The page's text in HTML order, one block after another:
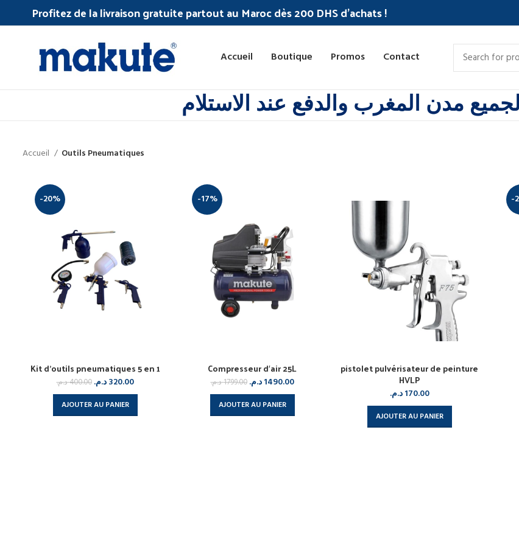
Profitez de la livraison gratuite partout au Maroc dès 200 DHS d'achats !
Accueil Boutique Promos Contact
مدن المغرب والدفع عند الاستلام
Accueil Outils Pneumatiques
-20%
Kit d’outils pneumatiques 5 en 1
400.00د.م. 320.00د.م.
AJOUTER AU PANIER
-17%
Compresseur d′air 25L
1799.00د.م. 1490.00د.م.
AJOUTER AU PANIER
pistolet pulvérisateur de peinture
HVLP
170.00د.م.
AJOUTER AU PANIER
-